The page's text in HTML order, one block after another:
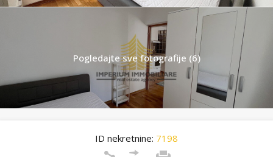
Pogledajte sve fotografije (6)
ID nekretnine: 7198